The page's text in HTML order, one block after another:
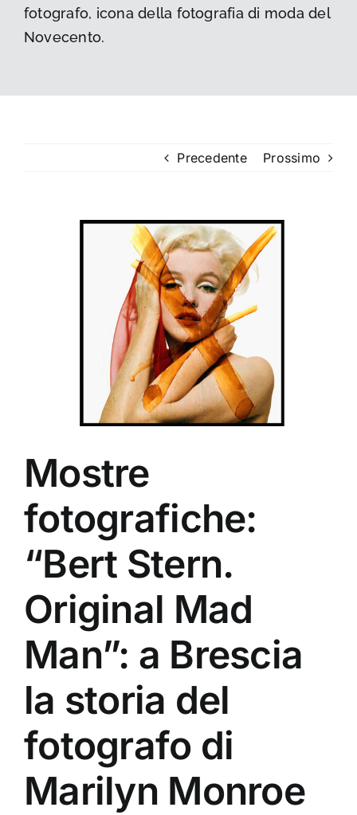
fotografo, icona della fotografia di moda del
Novecento.
Precedente Prossimo
Ingrandisci
Mostre
fotografiche:
“Bert Stern.
Original Mad
Man”: a Brescia
la storia del
fotografo di
Marilyn Monroe